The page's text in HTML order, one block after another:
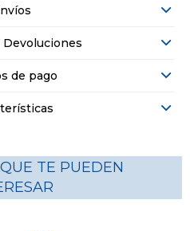
Devoluciones
de pago
TE PUEDEN